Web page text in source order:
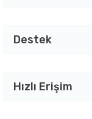
Destek
Hızlı Erişim